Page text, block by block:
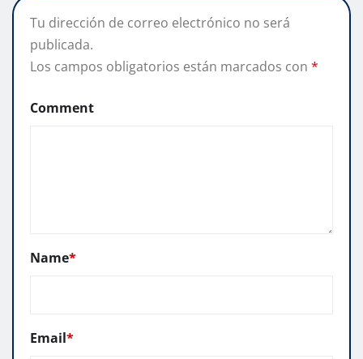
Tu dirección de correo electrónico no será
publicada.
Los campos obligatorios están marcados con *
Comment
Name*
Email*